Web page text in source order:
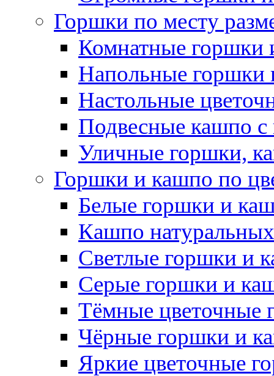
Горшки по месту
Комнатные горшки
Напольные горшки
Настольные
Подвесные кашпо с
Уличные горшки,
Горшки и кашпо по
Белые горшки и
Кашпо
Светлые горшки и
Серые горшки и
Тёмные цветочные
Чёрные горшки и
Яркие цветочные